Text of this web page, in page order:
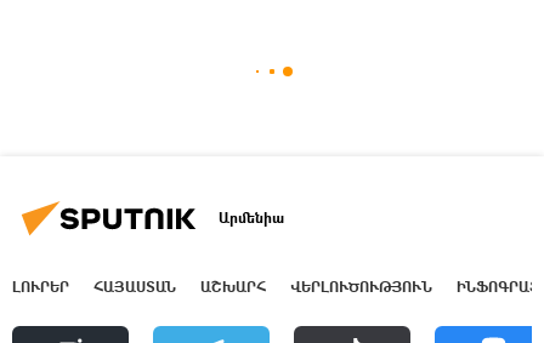
Արմենիա
ԼՈՒՐԵՐ ՀԱՅԱՍՏԱՆ ԱՇԽԱՐՀ ՎԵՐԼՈՒԾՈՒԹՅՈՒՆ